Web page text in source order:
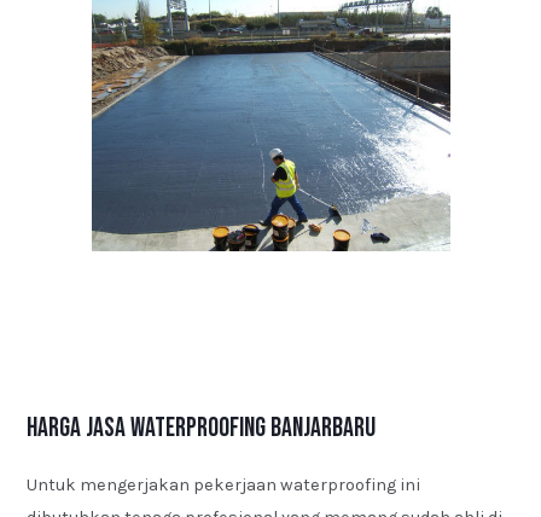
Harga Jasa Waterproofing Banjarbaru
Untuk mengerjakan pekerjaan waterproofing ini